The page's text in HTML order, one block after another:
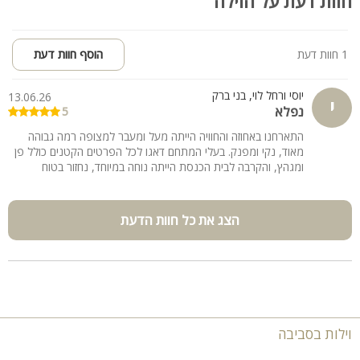
סאונה יבשה מפנקת
שולחן אוכל גדול לחצר
מרפסת קדמית נעימה
מרפסת משחקים עם שולחן כדורגל
פינות ישיבה ואזורי מנוחה
יחידת נופש 1 - נועם
מיטה זוגית, מזגן ומסך טלוויזיה
חדר רחצה מאובזר עם מקלחון ושירותים
מטבחון מאובזר: מכונת קפה, מקרר, מיקרוגל, כירה חשמלית, ערכת
קפה ותה
יחידת נופש 2 - אופיר
1 חוות דעת הוסף חוות דעת
י יוסי ורחל לוי, בני ברק
נפלא
13.06.26
5
התארחנו באחוזה והחוויה הייתה מעל ומעבר למצופה רמה גבוהה
מאוד, נקי ומפנק. בעלי המתחם דאגו לכל הפרטים הקטנים כולל פן
ומגהץ, והקרבה לבית הכנסת הייתה נוחה במיוחד, נחזור בטוח
הצג את כל חוות הדעת
וילות בסביבה